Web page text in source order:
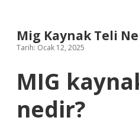
Mig Kaynak Teli
Tarih: Ocak 12, 2025
MIG
nedir?